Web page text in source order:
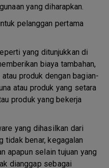
yang diharapkan.
pelanggan pertama
yang ditunjukkan di
biaya tambahan,
produk dengan bagian-
atau produk yang setara
produk yang bekerja
yang dihasilkan dari
tidak benar, kegagalan
apapun selain tujuan yang
dianggap sebagai